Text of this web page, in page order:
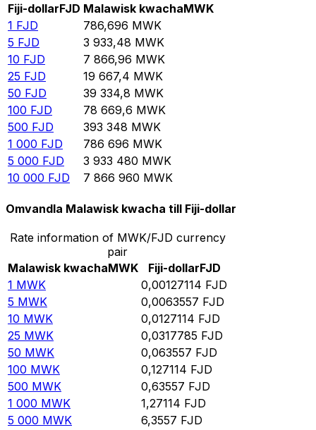
Fiji-dollarFJD Malawisk kwachaMWK
1 FJD 786,696 MWK
5 FJD 3 933,48 MWK
10 FJD 7 866,96 MWK
25 FJD 19 667,4 MWK
50 FJD 39 334,8 MWK
100 FJD 78 669,6 MWK
500 FJD 393 348 MWK
1 000 FJD 786 696 MWK
5 000 FJD 3 933 480 MWK
10 000 FJD 7 866 960 MWK
Omvandla Malawisk kwacha till Fiji-dollar
Rate information of MWK/FJD currency
pair
Malawisk kwachaMWK Fiji-dollarFJD
1 MWK 0,00127114 FJD
5 MWK 0,0063557 FJD
10 MWK 0,0127114 FJD
25 MWK 0,0317785 FJD
50 MWK 0,063557 FJD
100 MWK 0,127114 FJD
500 MWK 0,63557 FJD
1 000 MWK 1,27114 FJD
5 000 MWK 6,3557 FJD